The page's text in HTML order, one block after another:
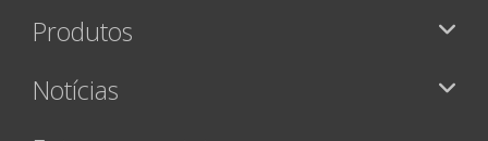
Produtos
Notícias